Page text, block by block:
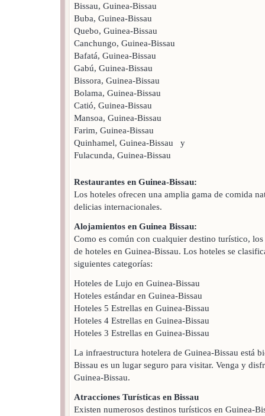
Bissau, Guinea-Bissau
Buba, Guinea-Bissau
Quebo, Guinea-Bissau
Canchungo, Guinea-Bissau
Bafatá, Guinea-Bissau
Gabú, Guinea-Bissau
Bissora, Guinea-Bissau
Bolama, Guinea-Bissau
Catió, Guinea-Bissau
Mansoa, Guinea-Bissau
Farim, Guinea-Bissau
Quinhamel, Guinea-Bissau y
Fulacunda, Guinea-Bissau
Restaurantes en Guinea-Bissau:
Los hoteles ofrecen una amplia gama de comida
delicias internacionales.
Alojamientos en Guinea Bissau:
Como es común con cualquier destino turístico,
de hoteles en Guinea-Bissau. Los hoteles se
siguientes categorías:
Hoteles de Lujo en Guinea-Bissau
Hoteles estándar en Guinea-Bissau
Hoteles 5 Estrellas en Guinea-Bissau
Hoteles 4 Estrellas en Guinea-Bissau
Hoteles 3 Estrellas en Guinea-Bissau
La infraestructura hotelera de Guinea-Bissau está
Bissau es un lugar seguro para visitar. Venga y
Guinea-Bissau.
Atracciones Turísticas en Bissau
Existen numerosos destinos turísticos en Guinea-